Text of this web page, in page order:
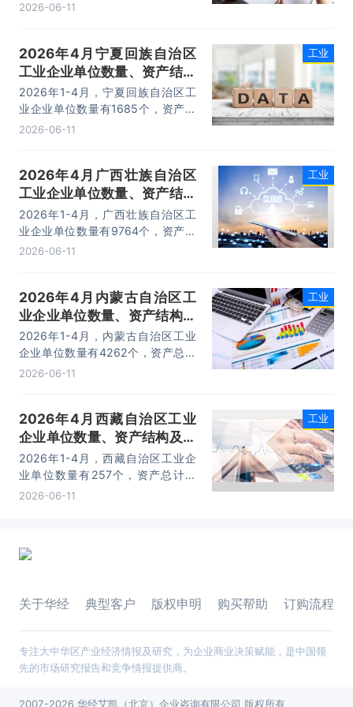
总计为43183.1亿元，负债合计为
元。
2026-06-11
2026年4月宁夏回族自治区
工业企业单位数量、资产结构
及利润统计分析
2026年1-4月，宁夏回族自治区工
业企业单位数量有1685个，资产总
计为15867.4亿元，负债合计为
2026-06-11
工业
2026年4月广西壮族自治区
工业企业单位数量、资产结构
及利润统计分析
2026年1-4月，广西壮族自治区工
业企业单位数量有9764个，资产总
计为34650.3亿元，负债合计为
元。
2026-06-11
工业
2026年4月内蒙古自治区工
业企业单位数量、资产结构及
利润统计分析
2026年1-4月，内蒙古自治区工业
企业单位数量有4262个，资产总计
为56711.9亿元，负债合计为
亿元。
2026-06-11
工业
2026年4月西藏自治区工业
企业单位数量、资产结构及利
润统计分析
2026年1-4月，西藏自治区工业企
业单位数量有257个，资产总计为
3282.2亿元，负债合计为1686.5亿
2026-06-11
工业
关于华经 典型客户 版权申明 购买帮助 订购流程
专注大中华区产业经济情报及研究，为企业商业决策赋能，是中国领
先的市场研究报告和竞争情报提供商。
2007-2026 华经艾凯（北京）企业咨询有限公司 版权所有